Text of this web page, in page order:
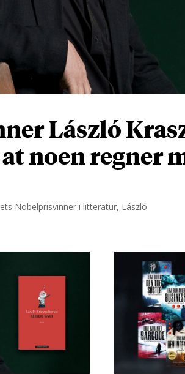
László
noen regner
Nobelprisvinner i litteratur, László